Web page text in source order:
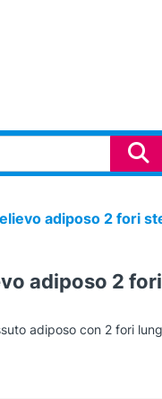
adiposo 2 fori
adiposo 2
adiposo con 2 fori